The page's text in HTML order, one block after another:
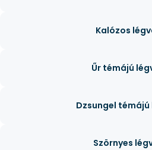
Kalózos
Űr témájú
Dzsungel
Szörnyes